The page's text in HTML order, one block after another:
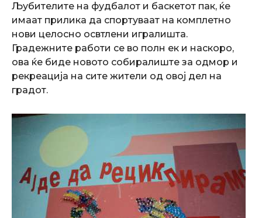
Љубителите на фудбалот и баскетот пак, ќе
имаат прилика да спортуваат на комплетно
нови целосно освтлени игралишта.
Градежните работи се во полн ек и наскоро,
ова ќе биде новото собиралиште за одмор и
рекреација на сите жители од овој дел на
градот.